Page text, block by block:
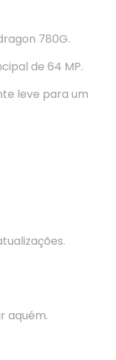
780G.
de 64 MP.
leve para um
aquém.